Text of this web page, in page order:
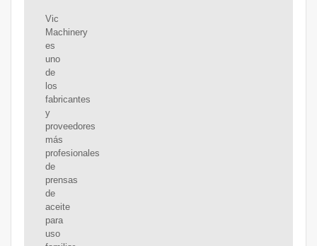
Vic
Machinery
es
uno
de
los
fabricantes
y
proveedores
más
profesionales
de
prensas
de
aceite
para
uso